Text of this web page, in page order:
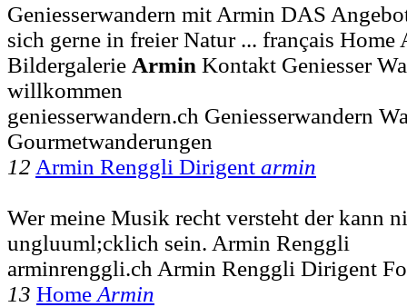
Geniesserwandern mit Armin DAS
sich gerne in freier Natur ... français
Bildergalerie Armin Kontakt Geniesser
willkommen
geniesserwandern.ch Geniesserwandern
Gourmetwanderungen
12 Armin Renggli Dirigent armin
Wer meine Musik recht versteht der kann
ungluuml;cklich sein. Armin Renggli
arminrenggli.ch Armin Renggli Dirigent
13 Home Armin